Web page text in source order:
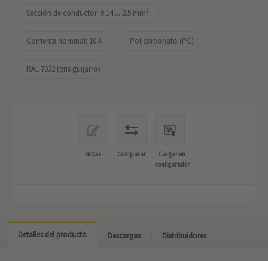
Sección de conductor: 0.14 ... 2.5 mm²
Corriente nominal: ‌10 A Policarbonato (PC)
RAL 7032 (gris guijarro)
Notas Comparar
Cargar en
configurador
Detalles del producto Descargas Distribuidores